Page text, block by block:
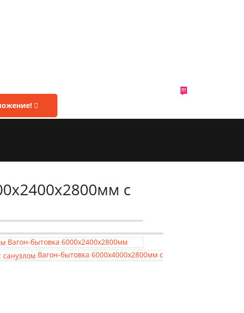
!!!
с
Вагон-бытовка 6000х2400х2800мм
Вагон-бытовка 6000х4000х2800мм с